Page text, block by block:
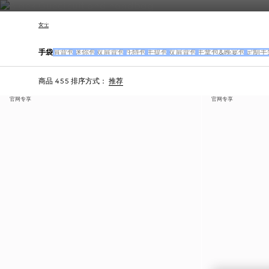
女士
手袋 肩背包 迷你包 双肩背包 托特包 手提包 双肩背包 手拿包&晚宴包 定制手
商品 455 排序方式： 推荐
官网专享 官网专享